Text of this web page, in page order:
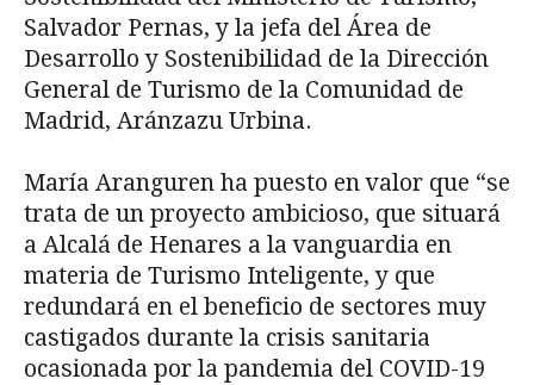
Salvador Pernas, y la jefa del Área de
Desarrollo y Sostenibilidad de la Dirección
General de Turismo de la Comunidad de
Madrid, Aránzazu Urbina.
María Aranguren ha puesto en valor que “se
trata de un proyecto ambicioso, que situará
a Alcalá de Henares a la vanguardia en
materia de Turismo Inteligente, y que
redundará en el beneficio de sectores muy
castigados durante la crisis sanitaria
ocasionada por la pandemia del COVID-19